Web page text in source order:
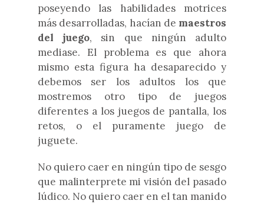
poseyendo las habilidades motrices
más desarrolladas, hacían de maestros
del juego, sin que ningún adulto
mediase. El problema es que ahora
mismo esta figura ha desaparecido y
debemos ser los adultos los que
mostremos otro tipo de juegos
diferentes a los juegos de pantalla, los
retos, o el puramente juego de
juguete.
No quiero caer en ningún tipo de sesgo
que malinterprete mi visión del pasado
lúdico. No quiero caer en el tan manido